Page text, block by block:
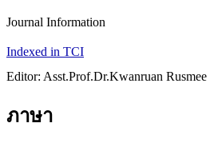
Journal Information
Indexed in TCI
Editor: Asst.Prof.Dr.Kwanruan Rusmee
ภาษา